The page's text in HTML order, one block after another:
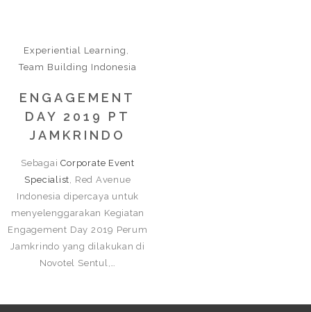
Experiential Learning ,
Team Building Indonesia
ENGAGEMENT
DAY 2019 PT
JAMKRINDO
SebagaiCorporate Event
Specialist, Red Avenue
Indonesia dipercaya untuk
menyelenggarakan Kegiatan
Engagement Day 2019 Perum
Jamkrindo yang dilakukan di
Novotel Sentul,…